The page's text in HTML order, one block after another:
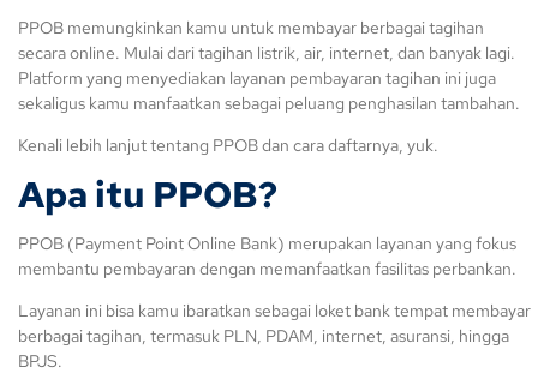
PPOB memungkinkan kamu untuk membayar berbagai tagihan
secara online. Mulai dari tagihan listrik, air, internet, dan banyak lagi.
Platform yang menyediakan layanan pembayaran tagihan ini juga
sekaligus kamu manfaatkan sebagai peluang penghasilan tambahan.
Kenali lebih lanjut tentang PPOB dan cara daftarnya, yuk.
Apa itu PPOB?
PPOB (Payment Point Online Bank) merupakan layanan yang fokus
membantu pembayaran dengan memanfaatkan fasilitas perbankan.
Layanan ini bisa kamu ibaratkan sebagai loket bank tempat membayar
berbagai tagihan, termasuk PLN, PDAM, internet, asuransi, hingga
BPJS.